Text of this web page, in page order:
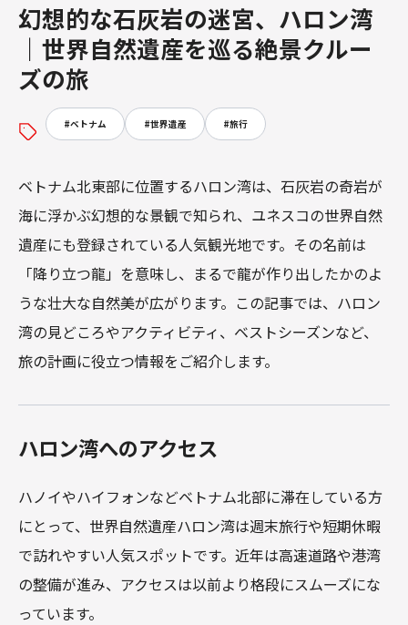
幻想的な石灰岩の迷宮、ハロン湾
｜世界自然遺産を巡る絶景クルー
ズの旅
#ベトナム #世界遺産 #旅行
ベトナム北東部に位置するハロン湾は、石灰岩の奇岩が
海に浮かぶ幻想的な景観で知られ、ユネスコの世界自然
遺産にも登録されている人気観光地です。その名前は
「降り立つ龍」を意味し、まるで龍が作り出したかのよ
うな壮大な自然美が広がります。この記事では、ハロン
湾の見どころやアクティビティ、ベストシーズンなど、
旅の計画に役立つ情報をご紹介します。
ハロン湾へのアクセス
ハノイやハイフォンなどベトナム北部に滞在している方
にとって、世界自然遺産ハロン湾は週末旅行や短期休暇
で訪れやすい人気スポットです。近年は高速道路や港湾
の整備が進み、アクセスは以前より格段にスムーズにな
っています。